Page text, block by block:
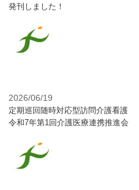
発刊しました！
2026/06/19
定期巡回随時対応型訪問介護看護
令和7年第1回介護医療連携推進会